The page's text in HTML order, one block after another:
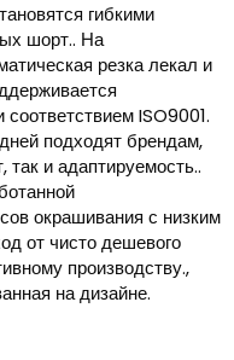
гибкими
шорт.. На
резка лекал и
ISO9001.
подходят брендам,
так и адаптируемость..
окрашивания с низким
от чисто дешевого
производству.,
на дизайне.